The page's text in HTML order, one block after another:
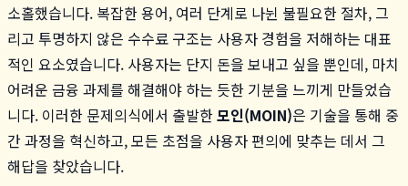
소홀했습니다. 복잡한 용어, 여러 단계로 나뉜 불필요한 절차, 그
리고 투명하지 않은 수수료 구조는 사용자 경험을 저해하는 대표
적인 요소였습니다. 사용자는 단지 돈을 보내고 싶을 뿐인데, 마치
어려운 금융 과제를 해결해야 하는 듯한 기분을 느끼게 만들었습
니다. 이러한 문제의식에서 출발한모인(MOIN)은 기술을 통해 중
간 과정을 혁신하고, 모든 초점을 사용자 편의에 맞추는 데서 그
해답을 찾았습니다.